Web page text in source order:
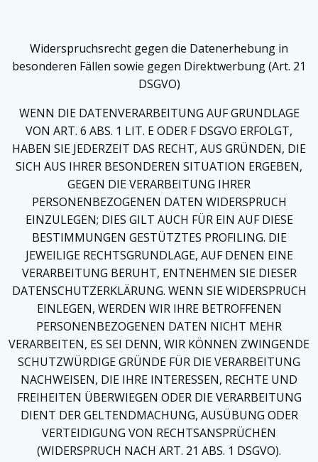
Widerspruchsrecht gegen die Datenerhebung in
besonderen Fällen sowie gegen Direktwerbung (Art. 21
DSGVO)
WENN DIE DATENVERARBEITUNG AUF GRUNDLAGE
VON ART. 6 ABS. 1 LIT. E ODER F DSGVO ERFOLGT,
HABEN SIE JEDERZEIT DAS RECHT, AUS GRÜNDEN, DIE
SICH AUS IHRER BESONDEREN SITUATION ERGEBEN,
GEGEN DIE VERARBEITUNG IHRER
PERSONENBEZOGENEN DATEN WIDERSPRUCH
EINZULEGEN; DIES GILT AUCH FÜR EIN AUF DIESE
BESTIMMUNGEN GESTÜTZTES PROFILING. DIE
JEWEILIGE RECHTSGRUNDLAGE, AUF DENEN EINE
VERARBEITUNG BERUHT, ENTNEHMEN SIE DIESER
DATENSCHUTZERKLÄRUNG. WENN SIE WIDERSPRUCH
EINLEGEN, WERDEN WIR IHRE BETROFFENEN
PERSONENBEZOGENEN DATEN NICHT MEHR
VERARBEITEN, ES SEI DENN, WIR KÖNNEN ZWINGENDE
SCHUTZWÜRDIGE GRÜNDE FÜR DIE VERARBEITUNG
NACHWEISEN, DIE IHRE INTERESSEN, RECHTE UND
FREIHEITEN ÜBERWIEGEN ODER DIE VERARBEITUNG
DIENT DER GELTENDMACHUNG, AUSÜBUNG ODER
VERTEIDIGUNG VON RECHTSANSPRÜCHEN
(WIDERSPRUCH NACH ART. 21 ABS. 1 DSGVO).